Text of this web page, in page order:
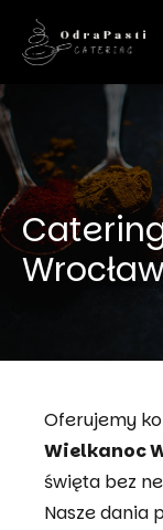
treści
Wrocław
Domowe
Wrocław
Wrocław
Wrocław
Oferujemy
Wielkanoc
święta bez
Nasze dania